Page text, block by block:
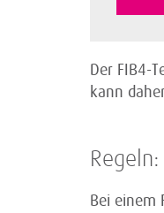
Der FIB4-
kann
Regeln:
Bei einem